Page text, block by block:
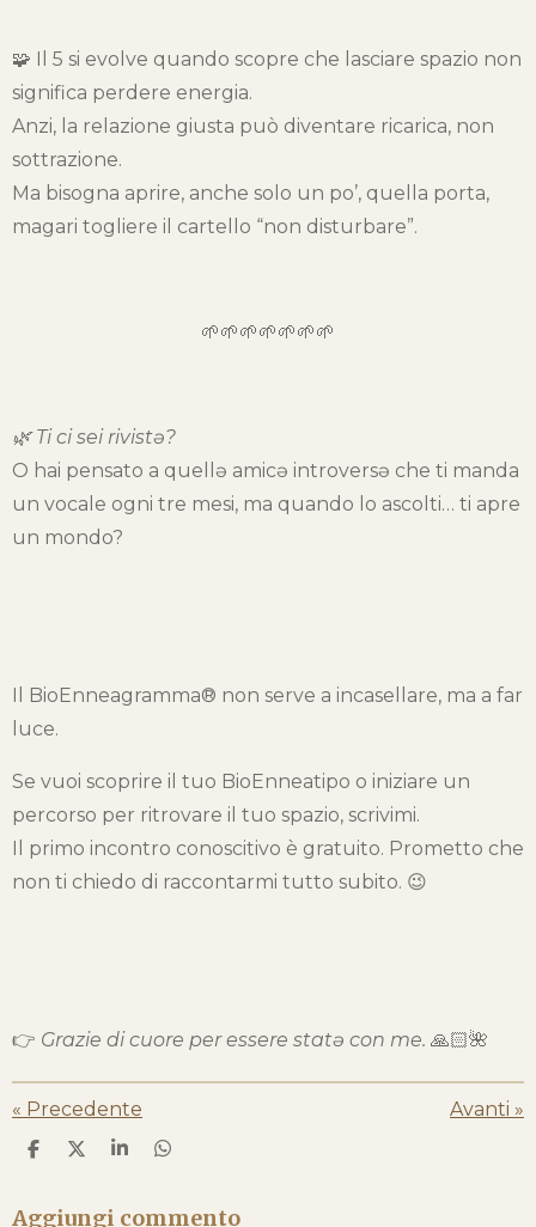
🧩 Il 5 si evolve quando scopre che lasciare spazio non
significa perdere energia.
Anzi, la relazione giusta può diventare ricarica, non
sottrazione.
Ma bisogna aprire, anche solo un po’, quella porta,
magari togliere il cartello “non disturbare”.
🌱🌱🌱🌱🌱🌱🌱
🌿 Ti ci sei rivistə?
O hai pensato a quellə amicə introversə che ti manda
un vocale ogni tre mesi, ma quando lo ascolti… ti apre
un mondo?
Il BioEnneagramma® non serve a incasellare, ma a far
luce.
Se vuoi scoprire il tuo BioEnneatipo o iniziare un
percorso per ritrovare il tuo spazio, scrivimi.
Il primo incontro conoscitivo è gratuito. Prometto che
non ti chiedo di raccontarmi tutto subito. 😉
👉 Grazie di cuore per essere statə con me. 🙏🏻🌺
« Precedente Avanti »
C
d
C
d
C
d
C
d
Aggiungi commento